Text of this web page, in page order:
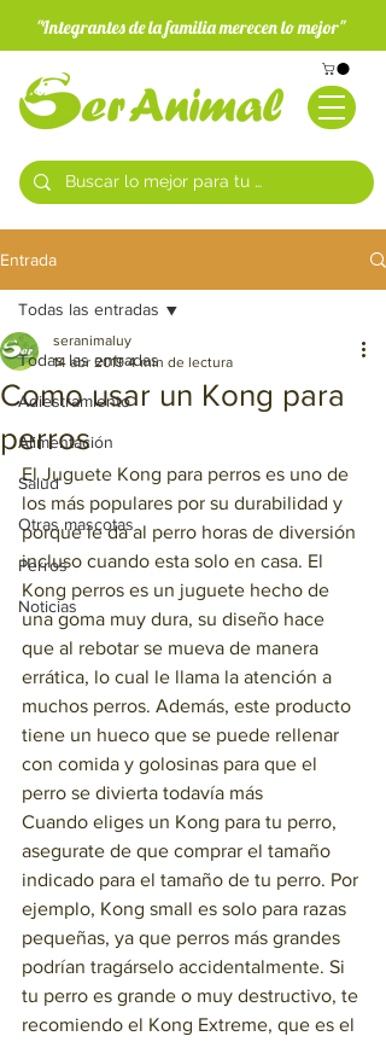
"Integrantes de la familia merecen lo mejor"
Entrada
Todas las entradas
Adiestramiento
Alimentación
Salud
Otras mascotas
Perros
Noticias
Todas las entradas
Como usar un Kong para
perros
seranimaluy
14 abr 2019 4 min de lectura
El Juguete Kong para perros es uno de
los más populares por su durabilidad y
porque le da al perro horas de diversión
incluso cuando esta solo en casa. El
Kong perros es un juguete hecho de
una goma muy dura, su diseño hace
que al rebotar se mueva de manera
errática, lo cual le llama la atención a
muchos perros. Además, este producto
tiene un hueco que se puede rellenar
con comida y golosinas para que el
perro se divierta todavía más
Cuando eliges un Kong para tu perro,
asegurate de que comprar el tamaño
indicado para el tamaño de tu perro. Por
ejemplo, Kong small es solo para razas
pequeñas, ya que perros más grandes
podrían tragárselo accidentalmente. Si
tu perro es grande o muy destructivo, te
recomiendo el Kong Extreme, que es el